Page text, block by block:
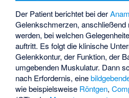
Der Patient berichtet bei der
Gelenkschmerzen, anschließend
werden, bei welchen
auftritt. Es folgt die klinische
Gelenkkontur, der Funktion, der
umgebenden Muskulatur. Dann
nach Erfordernis, eine
wie beispielsweise Röntgen,